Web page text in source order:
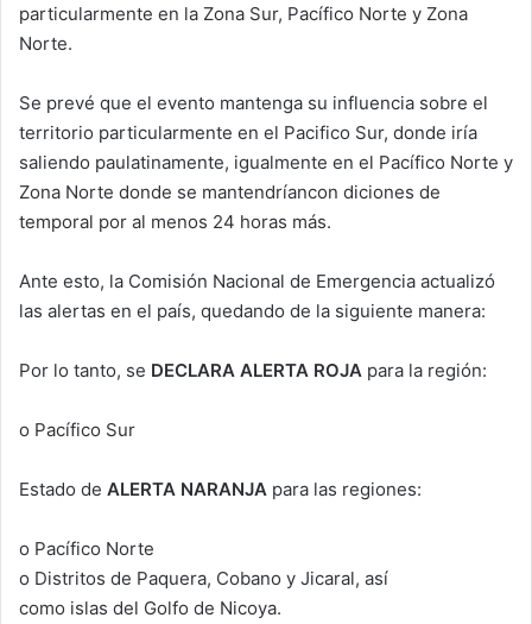
particularmente en la Zona Sur, Pacífico Norte y Zona
Norte.
Se prevé que el evento mantenga su influencia sobre el
territorio particularmente en el Pacifico Sur, donde iría
saliendo paulatinamente, igualmente en el Pacífico Norte y
Zona Norte donde se mantendríancon diciones de
temporal por al menos 24 horas más.
Ante esto, la Comisión Nacional de Emergencia actualizó
las alertas en el país, quedando de la siguiente manera:
Por lo tanto, se DECLARA ALERTA ROJA para la región:
o Pacífico Sur
Estado de ALERTA NARANJA para las regiones:
o Pacífico Norte
o Distritos de Paquera, Cobano y Jicaral, así
como islas del Golfo de Nicoya.